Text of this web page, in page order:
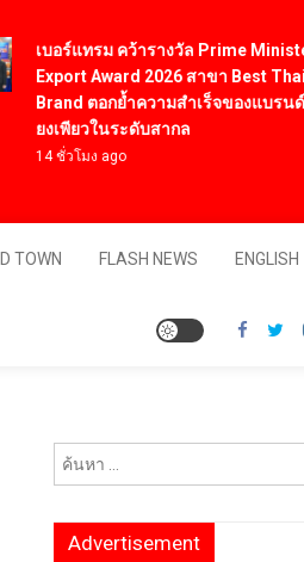
อร์แทรม คว้ารางวัล Prime Minister’s
Award 2026 สาขา Best Thai
ตอกย้ำความสำเร็จของแบรนด์เซี
เพียวในระดับสากล
ชั่วโมง ago
TOWN FLASH NEWS ENGLISH
Advertisement